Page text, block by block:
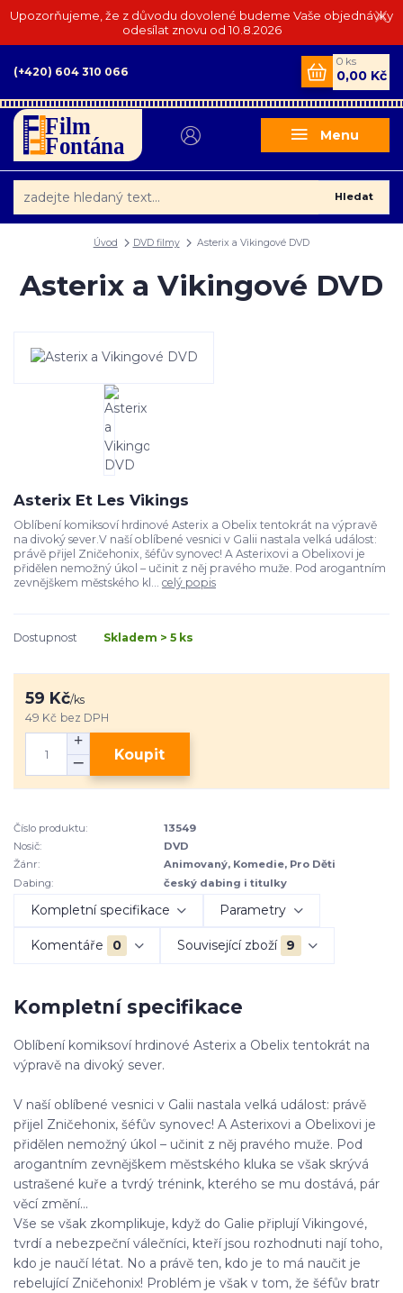
Upozorňujeme, že z důvodu dovolené budeme Vaše objednávky
odesílat znovu od 10.8.2026
Menu
Hledat
(+420) 604 310 066
0 ks
0,00 Kč
Úvod DVD filmy Asterix a Vikingové DVD
Asterix a Vikingové DVD
Asterix Et Les Vikings
Oblíbení komiksoví hrdinové Asterix a Obelix tentokrát na výpravě
na divoký sever.V naší oblíbené vesnici v Galii nastala velká událost:
právě přijel Zničehonix, šéfův synovec! A Asterixovi a Obelixovi je
přidělen nemožný úkol – učinit z něj pravého muže. Pod arogantním
zevnějškem městského kl... celý popis
Dostupnost Skladem > 5 ks
59 Kč/ks
49 Kč bez DPH
Koupit
Číslo produktu:
13549
Nosič:
DVD
Žánr:
Animovaný, Komedie, Pro Děti
Dabing:
český dabing i titulky
Kompletní specifikace Parametry
Komentáře 0 Související zboží 9
Kompletní specifikace
Oblíbení komiksoví hrdinové Asterix a Obelix tentokrát na
výpravě na divoký sever.
V naší oblíbené vesnici v Galii nastala velká událost: právě
přijel Zničehonix, šéfův synovec! A Asterixovi a Obelixovi je
přidělen nemožný úkol – učinit z něj pravého muže. Pod
arogantním zevnějškem městského kluka se však skrývá
ustrašené kuře a tvrdý trénink, kterého se mu dostává, pár
věcí změní...
Vše se však zkomplikuje, když do Galie připlují Vikingové,
tvrdí a nebezpeční válečníci, kteří jsou rozhodnuti nají toho,
kdo je naučí létat. No a právě ten, kdo je to má naučit je
rebelující Zničehonix! Problém je však v tom, že šéfův bratr